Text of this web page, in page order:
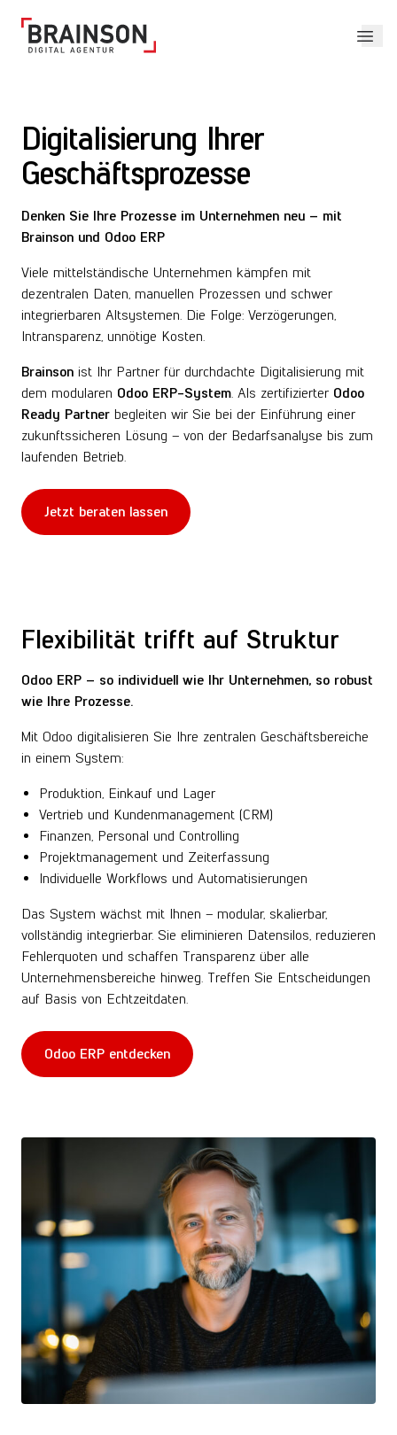
Förderungen
Projekte
Agentur
Digitalisierung Ihrer
Geschäftsprozesse
Denken Sie Ihre Prozesse im Unternehmen neu – mit
Brainson und Odoo ERP
Viele mittelständische Unternehmen kämpfen mit
dezentralen Daten, manuellen Prozessen und schwer
integrierbaren Altsystemen. Die Folge: Verzögerungen,
Intransparenz, unnötige Kosten.
Brainson ist Ihr Partner für durchdachte Digitalisierung mit
dem modularen Odoo ERP-System . Als zertifizierter Odoo
Ready Partner begleiten wir Sie bei der Einführung einer
zukunftssicheren Lösung – von der Bedarfsanalyse bis zum
laufenden Betrieb.
Jetzt beraten lassen
Flexibilität trifft auf Struktur
Odoo ERP – so individuell wie Ihr Unternehmen, so robust
wie Ihre Prozesse.
Mit Odoo digitalisieren Sie Ihre zentralen Geschäftsbereiche
in einem System:
Produktion, Einkauf und Lager
Vertrieb und Kundenmanagement (CRM)
Finanzen, Personal und Controlling
Projektmanagement und Zeiterfassung
Individuelle Workflows und Automatisierungen
Das System wächst mit Ihnen – modular, skalierbar,
vollständig integrierbar. Sie eliminieren Datensilos, reduzieren
Fehlerquoten und schaffen Transparenz über alle
Unternehmensbereiche hinweg. Treffen Sie Entscheidungen
auf Basis von Echtzeitdaten.
Odoo ERP entdecken